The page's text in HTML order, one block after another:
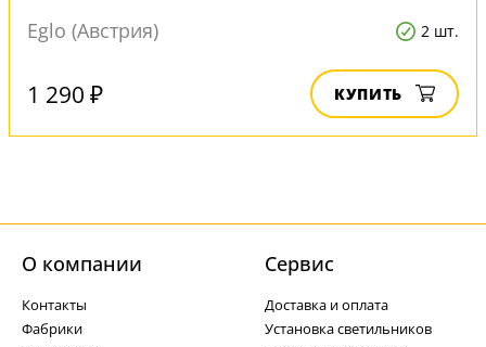
Eglo (Австрия) 2 шт.
1 290 ₽ КУПИТЬ
О компании
Контакты
Фабрики
Cервис
Доставка и оплата
Установка светильников